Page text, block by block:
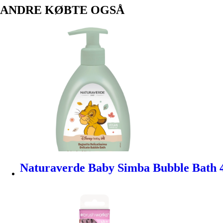
ANDRE KØBTE OGSÅ
Naturaverde Baby Simba Bubble Bath